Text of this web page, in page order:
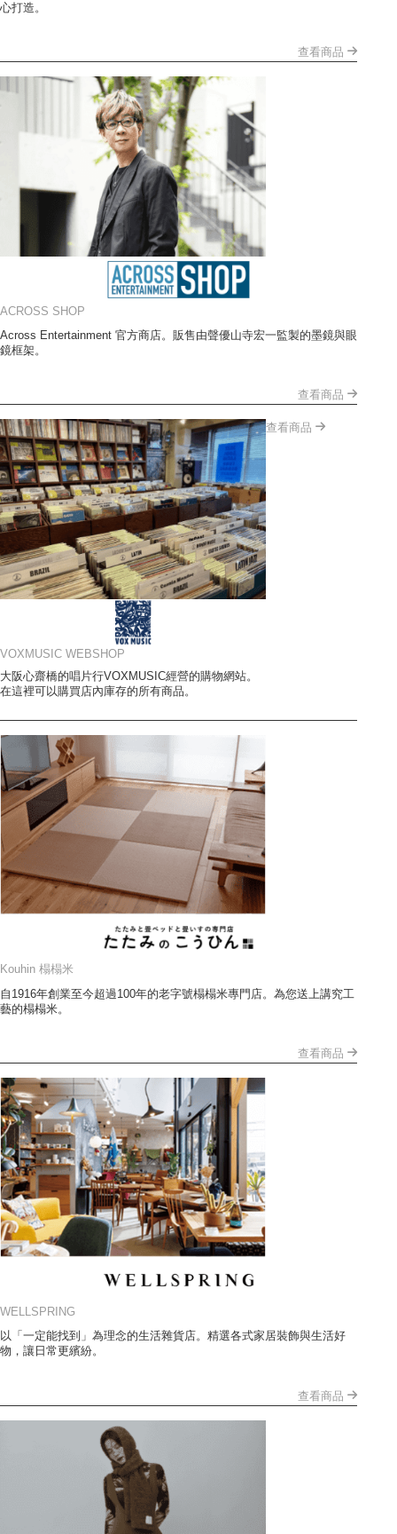
心打造。
查看商品
ACROSS SHOP
Across Entertainment 官方商店。販售由聲優山寺宏一監製的墨鏡與眼
鏡框架。
查看商品
VOXMUSIC WEBSHOP
大阪心齋橋的唱片行VOXMUSIC經營的購物網站。
在這裡可以購買店內庫存的所有商品。
查看商品
Kouhin 榻榻米
自1916年創業至今超過100年的老字號榻榻米專門店。為您送上講究工
藝的榻榻米。
查看商品
WELLSPRING
以「一定能找到」為理念的生活雜貨店。精選各式家居裝飾與生活好
物，讓日常更繽紛。
查看商品